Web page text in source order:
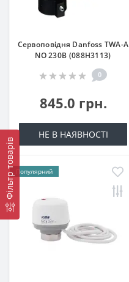
Фільтр товарів
Сервоповідня Danfoss ТWA-A
NO 230В (088H3113)
0
845.0 грн.
НЕ В НАЯВНОСТІ
Популярний